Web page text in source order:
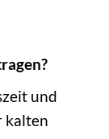
und
kalten